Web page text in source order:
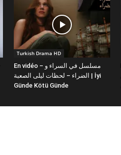
Turkish Drama HD
En vidéo – مسلسل في السراء و
الضراء – لحظات ليلى الصعبة | İyi
Günde Kötü Günde